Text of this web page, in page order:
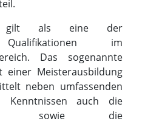
sowie die
Strategien und
auf dem Lehrplan.
war die gemeinsame
Dort erhielten die
Einblicke in Betriebe